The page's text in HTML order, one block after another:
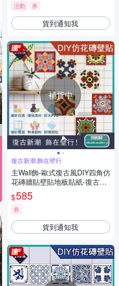
活動 券
貨到通知我
補貨中
復古新潮,飾在壁行
主Wall飾-歐式復古風DIY四角仿
花磚牆貼壁貼地板貼紙-復古派
對款(20x20cm每套20片 防水
即撕即貼)
$585
券
貨到通知我